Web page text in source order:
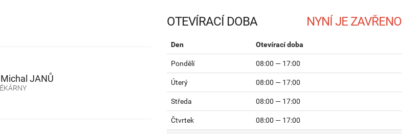
Michal JANŮ
OTEVÍRACÍ DOBA
Den Otevírací doba
Pondělí 08:00 — 17:00
Úterý 08:00 — 17:00
Středa 08:00 — 17:00
Čtvrtek 08:00 — 17:00